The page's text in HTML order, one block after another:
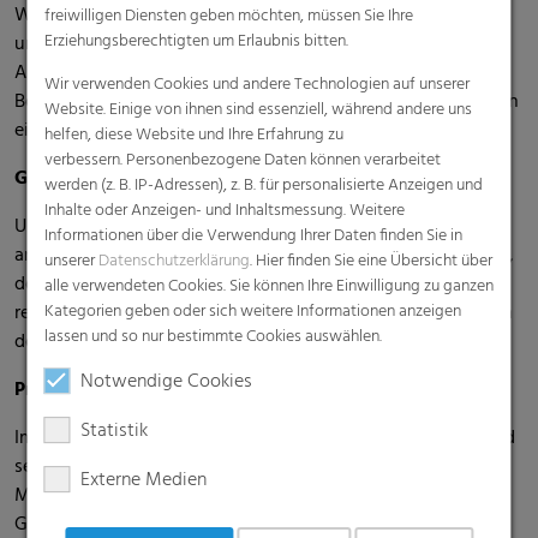
Wir bei RKW stehen dafür ein, dass Frauen eine
unverzichtbare Rolle in der Gesellschaft und in der
Arbeitswelt spielen, und wir sind stolz darauf, Teil einer
Bewegung zu sein, die sich für die Gleichstellung von Frauen
einsetzt.
Girls' und Boys' Day
Unsere Standorte in Michelstadt und Echte beteiligten sich
am Girls' und Boys' Day – einem bundesweiten Zukunftstag,
der Schüler:innen die Möglichkeit gibt, in Berufsfelder
reinzuschnuppern, die traditionell von Frauen oder Männern
dominiert werden.
Pride Month
Im Juni würdigten RKW-Mitarbeitende den Pride Month und
setzten ein Zeichen für die Rechte und Gleichstellung aller
Menschen, unabhängig von Hintergrund und Orientierung.
Gemeinsam stehen wir für Toleranz, Offenheit und
freiwilligen Diensten geben möchten, müssen Sie Ihre
Erziehungsberechtigten um Erlaubnis bitten.
Wir verwenden Cookies und andere Technologien auf unserer
Website. Einige von ihnen sind essenziell, während andere uns
helfen, diese Website und Ihre Erfahrung zu
verbessern. Personenbezogene Daten können verarbeitet
werden (z. B. IP-Adressen), z. B. für personalisierte Anzeigen und
Inhalte oder Anzeigen- und Inhaltsmessung. Weitere
Informationen über die Verwendung Ihrer Daten finden Sie in
unsererDatenschutzerklärung. Hier finden Sie eine Übersicht über
alle verwendeten Cookies. Sie können Ihre Einwilligung zu ganzen
Kategorien geben oder sich weitere Informationen anzeigen
lassen und so nur bestimmte Cookies auswählen.
Notwendige Cookies
Statistik
Externe Medien